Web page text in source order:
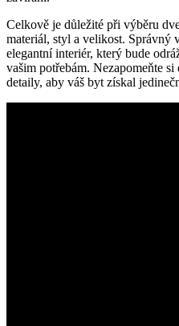
Celkově ‌je důležité při výběru
materiál, styl a velikost. Správný
elegantní interiér, který bude
‍vašim potřebám. Nezapomeňte
detaily, aby​ váš byt získal